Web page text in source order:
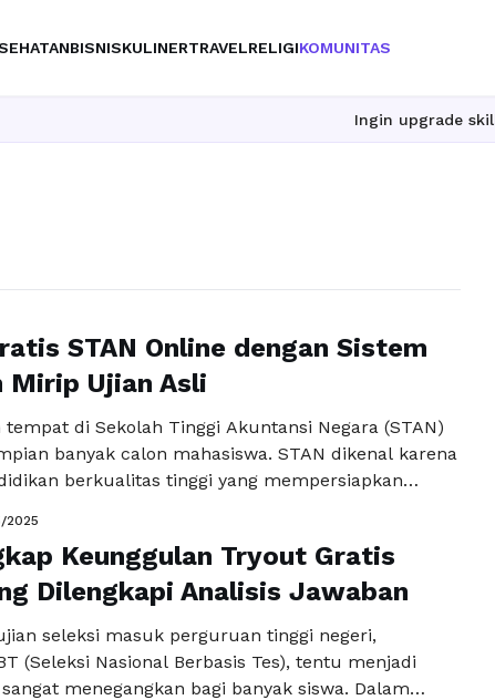
BISNISKULINERTRAVELRELIGIKOMUNITAS
Ingin upgrade skill tanpa
STAN Online dengan Sistem
Mirip Ujian Asli
tempat di Sekolah Tinggi Akuntansi Negara (STAN)
banyak calon mahasiswa. STAN dikenal karena
berkualitas tinggi yang mempersiapkan
calon siswa mempersiapkan dirinya dengan
Tryout Gratis STAN online menjadi
yang sayang untuk dilewatkan. Tryout ini
ujian yang …
2025
Keunggulan Tryout Gratis
Dilengkapi Analisis Jawaban
seleksi masuk perguruan tinggi negeri,
(Seleksi Nasional Berbasis Tes), tentu menjadi
menegangkan bagi banyak siswa. Dalam